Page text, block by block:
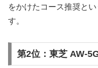
をかけたコース推奨と
す。
第2位：東芝 AW-